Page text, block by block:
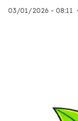
03/01/2026 - 08:11